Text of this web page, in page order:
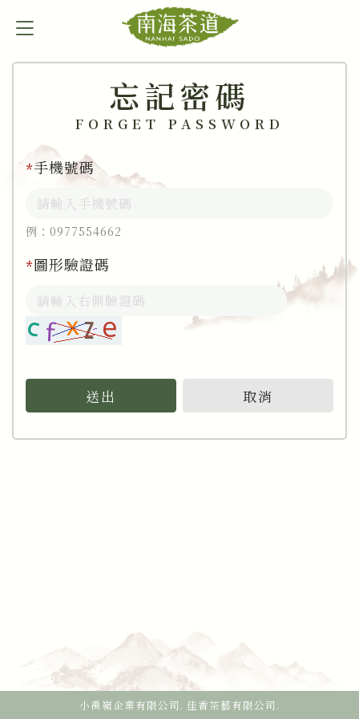
忘記密碼
FORGET PASSWORD
*手機號碼
例：0977554662
*圖形驗證碼
送出 取消
小禹嶺企業有限公司. 佳香茶藝有限公司.